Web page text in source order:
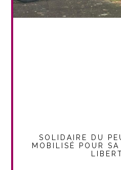
SOLIDAIRE DU
MOBILISÉ POUR